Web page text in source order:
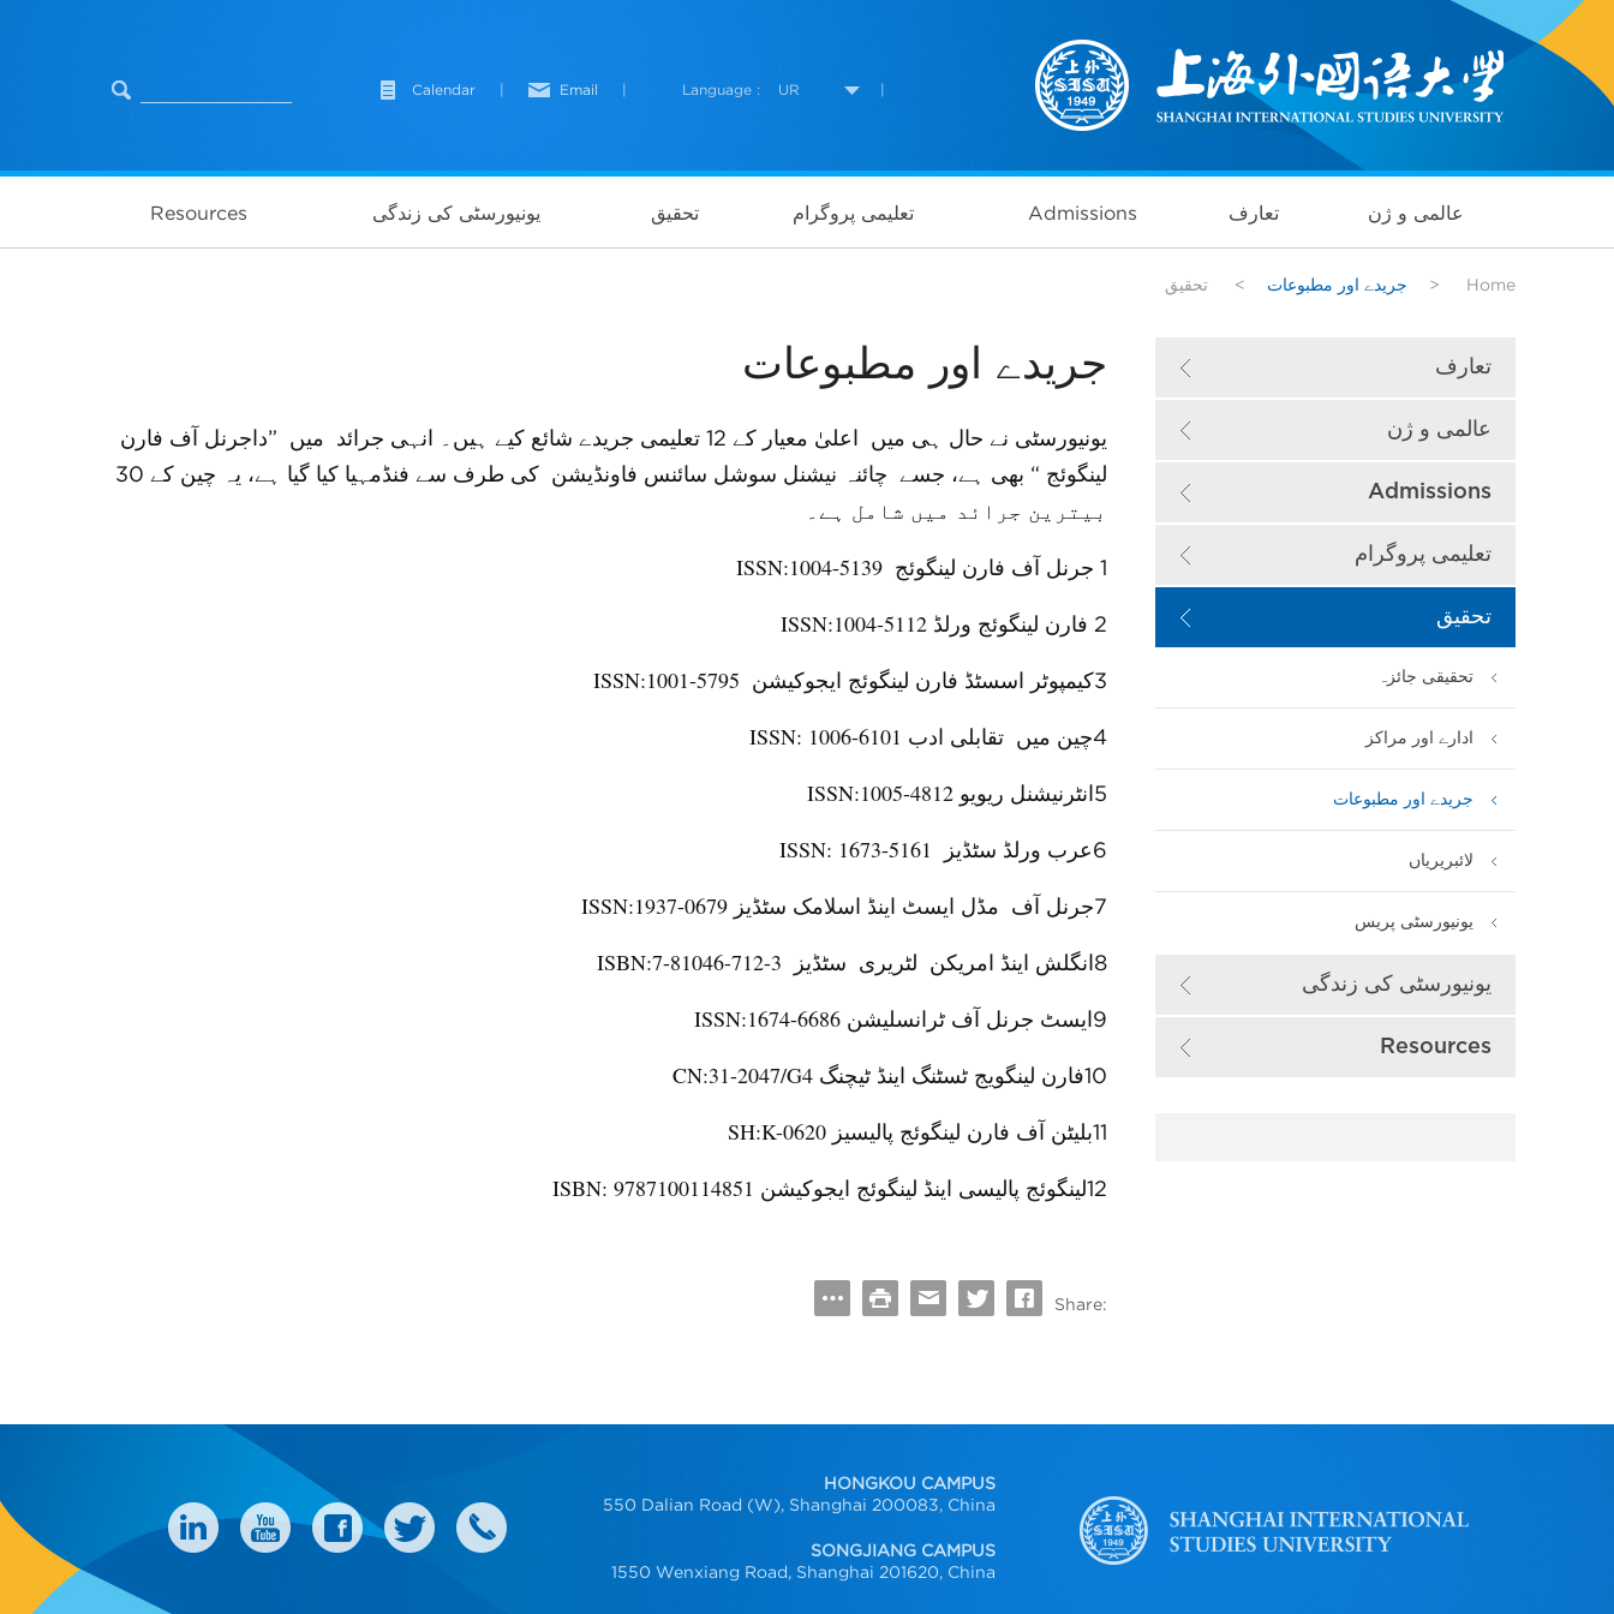
Language : UR |
Email |
Calendar |
Resources یونیورسٹی کی زندگی تحقیق تعلیمی پروگرام Admissions تعارف عالمی و ژن
جریدے اور مطبوعات > تحقیق > Home
تعارف
عالمی و ژن
Admissions
تعلیمی پروگرام
تحقیق
تحقیقی جائزہ
ادارے اور مراکز
جریدے اور مطبوعات
لائبریریاں
یونیورسٹی پریس
یونیورسٹی کی زندگی
Resources
جریدے اور مطبوعات
یونیورسٹی نے حال ہی میں اعلیٰ معیار کے 12 تعلیمی جریدے شائع کیے ہیں۔ انہی جرائد میں ”داجرنل آف فارن
لینگوئج “ بھی ہے، جسے چائنہ نیشنل سوشل سائنس فاونڈیشن کی طرف سے فنڈمہیا کیا گیا ہے، یہ چین کے 30
بیترین جرائد میں شامل ہے۔
1 جرنل آف فارن لینگوئج ISSN:1004-5139
2 فارن لینگوئج ورلڈ ISSN:1004-5112
3کیمپوٹر اسسٹڈ فارن لینگوئج ایجوکیشن ISSN:1001-5795
4چین میں تقابلی ادب ISSN: 1006-6101
5 انٹرنیشنل ریویو ISSN:1005-4812
6عرب ورلڈ سٹڈیز ISSN: 1673-5161
7جرنل آف مڈل ایسٹ اینڈ اسلامک سٹڈیز ISSN:1937-0679
8 انگلش اینڈ امریکن لٹریری سٹڈیز ISBN:7-81046-712-3
9 ایسٹ جرنل آف ٹرانسلیشن ISSN:1674-6686
10فارن لینگویج ٹسٹنگ اینڈ ٹیچنگ CN:31-2047/G4
11بلیٹن آف فارن لینگوئج پالیسیز SH:K-0620
12لینگوئج پالیسی اینڈ لینگوئج ایجوکیشن ISBN: 9787100114851
Share:
HONGKOU CAMPUS
550 Dalian Road (W), Shanghai 200083, China
SONGJIANG CAMPUS
1550 Wenxiang Road, Shanghai 201620, China